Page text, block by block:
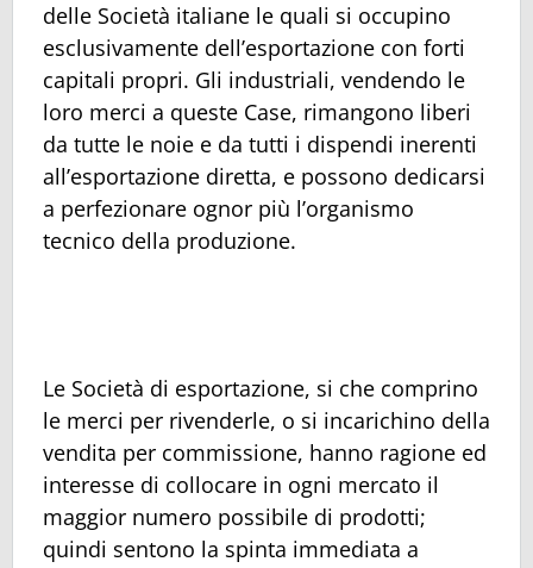
delle Società italiane le quali si occupino
esclusivamente dell’esportazione con forti
capitali propri. Gli industriali, vendendo le
loro merci a queste Case, rimangono liberi
da tutte le noie e da tutti i dispendi inerenti
all’esportazione diretta, e possono dedicarsi
a perfezionare ognor più l’organismo
tecnico della produzione.
Le Società di esportazione, si che comprino
le merci per rivenderle, o si incarichino della
vendita per commissione, hanno ragione ed
interesse di collocare in ogni mercato il
maggior numero possibile di prodotti;
quindi sentono la spinta immediata a